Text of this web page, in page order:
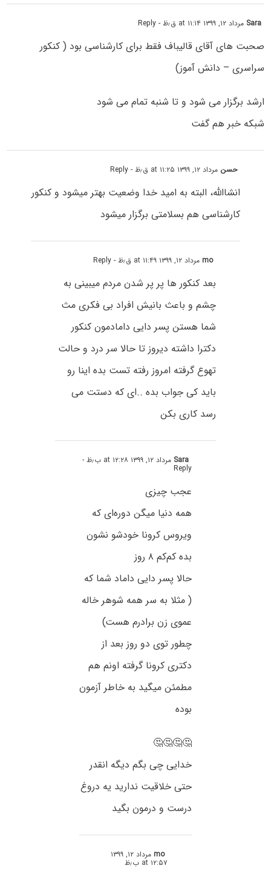
Sara مرداد ۱۲, ۱۳۹۹ at ۱۱:۱۴ ق٫ظ - Reply
صحبت های آقای قالیباف فقط برای کارشناسی بود ( کنکور
سراسری – دانش آموز)
ارشد برگزار می شود و تا شنبه تمام می شود
شبکه خبر هم گفت
حسن مرداد ۱۲, ۱۳۹۹ at ۱۱:۲۵ ق٫ظ - Reply
انشاالله، البته به امید خدا وضعیت بهتر میشود و کنکور
کارشناسی هم بسلامتی برگزار میشود
moمرداد ۱۲, ۱۳۹۹ at ۱۱:۴۹ ق٫ظ - Reply
بعد کنکور ها پر پر شدن مردم میبینی به
چشم و باعث بانیش افراد بی فکری مث
شما هستن پسر دایی دامادمون کنکور
دکترا داشته دیروز تا حالا سر درد و حالت
تهوع گرفته امروز رفته تست بده اینا رو
باید کی جواب بده ..ای که دستت می
رسد کاری بکن
Sara مرداد ۱۲, ۱۳۹۹ at ۱۲:۲۸ ب٫ظ -
Reply
عجب چیزی
همه دنیا میگن دوره‌ای که
ویروس کرونا خودشو نشون
بده کم‌کم ۸ روز
حالا پسر دایی داماد شما که
( مثلا به سر همه شوهر خاله
عموی زن برادرم هست)
چطور توی دو روز بعد از
دکتری کرونا گرفته اونم هم
مطمئن میگید به خاطر آزمون
بوده
🤔🤔🤔🤔
خدایی چی بگم دیگه انقدر
حتی خلاقیت ندارید یه دروغ
درست و درمون بگید
mo مرداد ۱۲, ۱۳۹۹
at ۱۲:۵۷ ب٫ظ